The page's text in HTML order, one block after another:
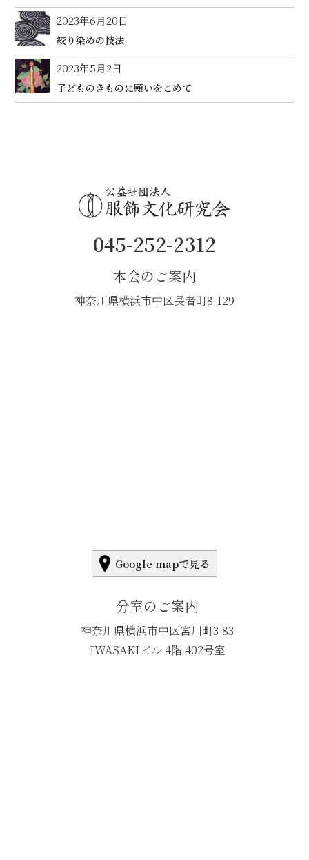
2023年6月20日
絞り染めの技法
2023年5月2日
子どものきものに願いをこめて
045-252-2312
本会のご案内
神奈川県横浜市中区長者町8-129
Google mapで見る
分室のご案内
神奈川県横浜市中区宮川町3-83
IWASAKIビル 4階 402号室